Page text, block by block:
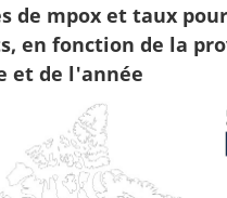
de mpox et taux pour
en fonction de la
et de l'année